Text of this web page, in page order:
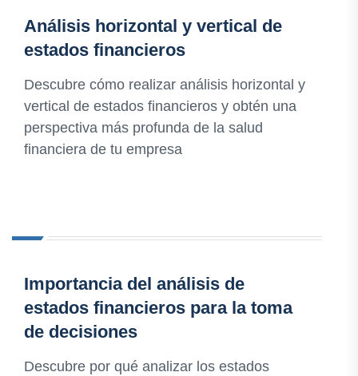
Análisis horizontal y vertical de
estados financieros
Descubre cómo realizar análisis horizontal y
vertical de estados financieros y obtén una
perspectiva más profunda de la salud
financiera de tu empresa
Importancia del análisis de
estados financieros para la toma
de decisiones
Descubre por qué analizar los estados